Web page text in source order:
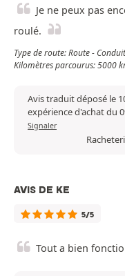
Je ne peux pas
roulé.
Type de route: Route -
Kilomètres parcourus: 5000
Avis traduit déposé le
expérience d'achat du
Signaler
AVIS DE KE
5/5
Tout a bien